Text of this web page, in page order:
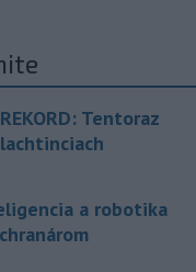
Tentoraz
a robotika